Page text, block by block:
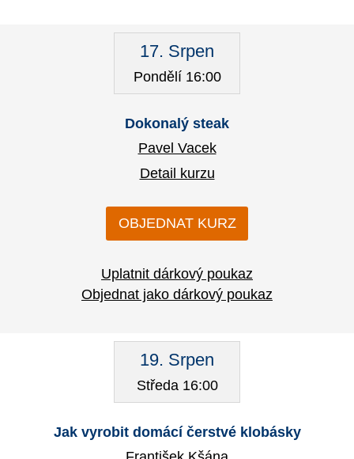
17. Srpen
Pondělí 16:00
Dokonalý steak
Pavel Vacek
Detail kurzu
OBJEDNAT KURZ
Uplatnit dárkový poukaz
Objednat jako dárkový poukaz
19. Srpen
Středa 16:00
Jak vyrobit domácí čerstvé klobásky